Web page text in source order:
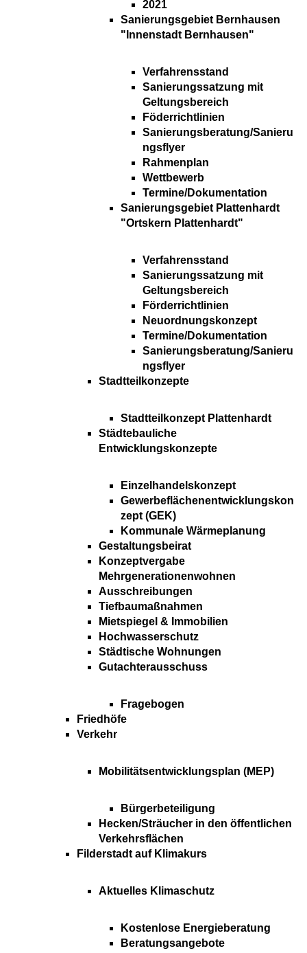
2021
Sanierungsgebiet Bernhausen
"Innenstadt Bernhausen"
Verfahrensstand
Sanierungssatzung mit
Geltungsbereich
Föderrichtlinien
Sanierungsberatung/Sanieru
ngsflyer
Rahmenplan
Wettbewerb
Termine/Dokumentation
Sanierungsgebiet Plattenhardt
"Ortskern Plattenhardt"
Verfahrensstand
Sanierungssatzung mit
Geltungsbereich
Förderrichtlinien
Neuordnungskonzept
Termine/Dokumentation
Sanierungsberatung/Sanieru
ngsflyer
Stadtteilkonzepte
Stadtteilkonzept Plattenhardt
Städtebauliche
Entwicklungskonzepte
Einzelhandelskonzept
Gewerbeflächenentwicklungskon
zept (GEK)
Kommunale Wärmeplanung
Gestaltungsbeirat
Konzeptvergabe
Mehrgenerationenwohnen
Ausschreibungen
Tiefbaumaßnahmen
Mietspiegel & Immobilien
Hochwasserschutz
Städtische Wohnungen
Gutachterausschuss
Fragebogen
Friedhöfe
Verkehr
Mobilitätsentwicklungsplan (MEP)
Bürgerbeteiligung
Hecken/Sträucher in den öffentlichen
Verkehrsflächen
Filderstadt auf Klimakurs
Aktuelles Klimaschutz
Kostenlose Energieberatung
Beratungsangebote